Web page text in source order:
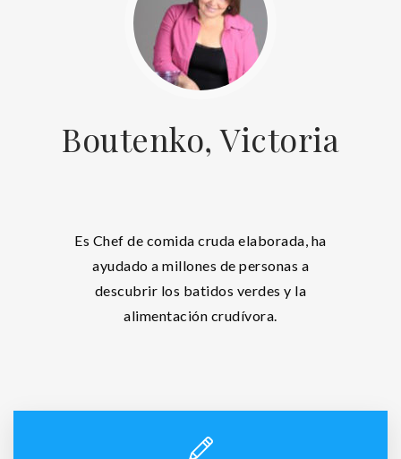
Boutenko, Victoria
Es Chef de comida cruda elaborada, ha
ayudado a millones de personas a
descubrir los batidos verdes y la
alimentación crudívora.